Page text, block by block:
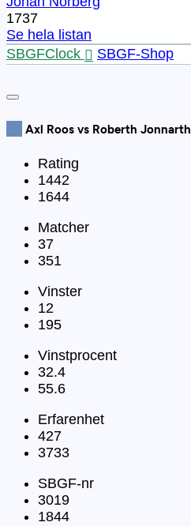
1737
Se hela listan
SBGFClock
SBGF-Shop
Axl Roos vs Roberth Jonnarth
Rating
1442
1644
Matcher
37
351
Vinster
12
195
Vinstprocent
32.4
55.6
Erfarenhet
427
3733
SBGF-nr
3019
1844